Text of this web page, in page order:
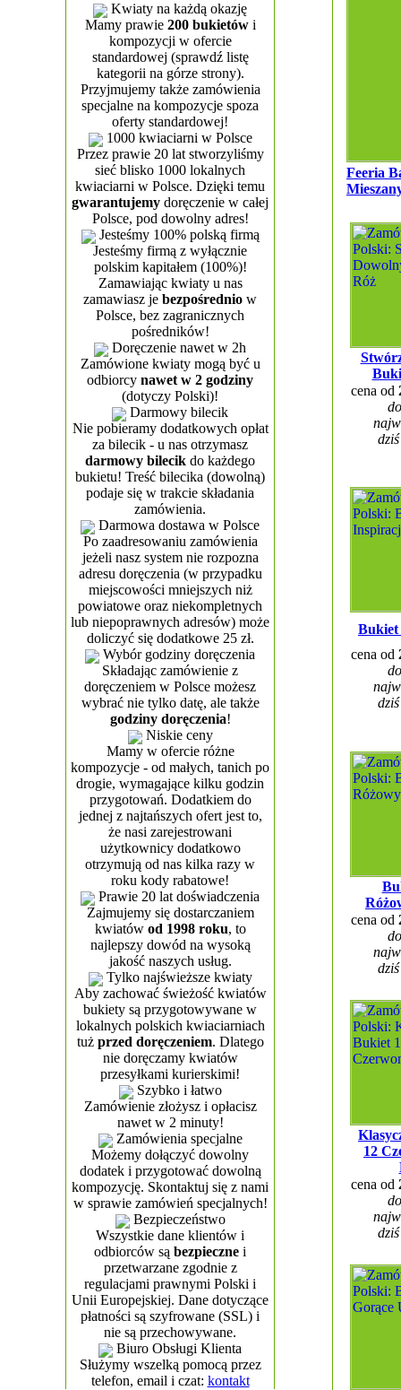
Kwiaty na każdą okazję
Mamy prawie 200 bukietówi
kompozycji w ofercie
standardowej (sprawdź listę
kategorii na górze strony).
Przyjmujemy także zamówienia
specjalne na kompozycje spoza
oferty standardowej!
1000 kwiaciarni w Polsce
Przez prawie 20 lat stworzyliśmy
sieć blisko 1000 lokalnych
kwiaciarni w Polsce. Dzięki temu
gwarantujemy doręczenie w całej
Polsce, pod dowolny adres!
Jesteśmy 100% polską firmą
Jesteśmy firmą z wyłącznie
polskim kapitałem (100%)!
Zamawiając kwiaty u nas
zamawiasz je bezpośrednio w
Polsce, bez zagranicznych
pośredników!
Doręczenie nawet w 2h
Zamówione kwiaty mogą być u
odbiorcy nawet w 2 godziny
(dotyczy Polski)!
Darmowy bilecik
Nie pobieramy dodatkowych opłat
za bilecik - u nas otrzymasz
darmowy bilecik do każdego
bukietu! Treść bilecika (dowolną)
podaje się w trakcie składania
zamówienia.
Darmowa dostawa w Polsce
Po zaadresowaniu zamówienia
jeżeli nasz system nie rozpozna
adresu doręczenia (w przypadku
miejscowości mniejszych niż
powiatowe oraz niekompletnych
lub niepoprawnych adresów) może
doliczyć się dodatkowe 25 zł.
Wybór godziny doręczenia
Składając zamówienie z
doręczeniem w Polsce możesz
wybrać nie tylko datę, ale także
godziny doręczenia!
Niskie ceny
Mamy w ofercie różne
kompozycje - od małych, tanich po
drogie, wymagające kilku godzin
przygotowań. Dodatkiem do
jednej z najtańszych ofert jest to,
że nasi zarejestrowani
użytkownicy dodatkowo
otrzymują od nas kilka razy w
roku kody rabatowe!
Prawie 20 lat doświadczenia
Zajmujemy się dostarczaniem
kwiatów od 1998 roku, to
najlepszy dowód na wysoką
jakość naszych usług.
Tylko najświeższe kwiaty
Aby zachować świeżość kwiatów
bukiety są przygotowywane w
lokalnych polskich kwiaciarniach
tuż przed doręczeniem. Dlatego
nie doręczamy kwiatów
przesyłkami kurierskimi!
Szybko i łatwo
Zamówienie złożysz i opłacisz
nawet w 2 minuty!
Zamówienia specjalne
Możemy dołączyć dowolny
dodatek i przygotować dowolną
kompozycję. Skontaktuj się z nami
w sprawie zamówień specjalnych!
Bezpieczeństwo
Wszystkie dane klientów i
odbiorców są bezpieczne i
przetwarzane zgodnie z
regulacjami prawnymi Polski i
Unii Europejskiej. Dane dotyczące
płatności są szyfrowane (SSL) i
nie są przechowywane.
Biuro Obsługi Klienta
Służymy wszelką pomocą przez
telefon, email i czat: kontakt
Feeria
cena od
cena od
cena od
12
cena od